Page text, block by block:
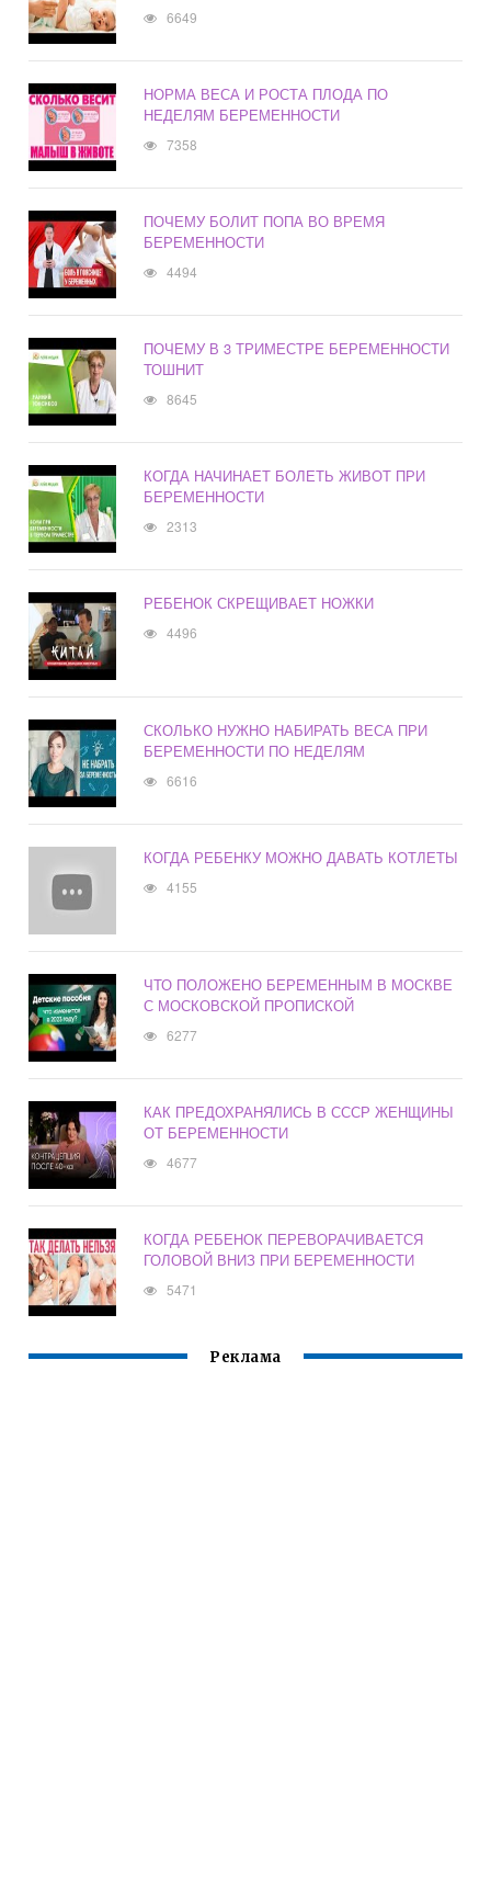
6649
НОРМА ВЕСА И РОСТА ПЛОДА ПО
НЕДЕЛЯМ БЕРЕМЕННОСТИ
7358
ПОЧЕМУ БОЛИТ ПОПА ВО ВРЕМЯ
БЕРЕМЕННОСТИ
4494
ПОЧЕМУ В 3 ТРИМЕСТРЕ БЕРЕМЕННОСТИ
ТОШНИТ
8645
КОГДА НАЧИНАЕТ БОЛЕТЬ ЖИВОТ ПРИ
БЕРЕМЕННОСТИ
2313
РЕБЕНОК СКРЕЩИВАЕТ НОЖКИ
4496
СКОЛЬКО НУЖНО НАБИРАТЬ ВЕСА ПРИ
БЕРЕМЕННОСТИ ПО НЕДЕЛЯМ
6616
КОГДА РЕБЕНКУ МОЖНО ДАВАТЬ КОТЛЕТЫ
4155
ЧТО ПОЛОЖЕНО БЕРЕМЕННЫМ В МОСКВЕ
С МОСКОВСКОЙ ПРОПИСКОЙ
6277
КАК ПРЕДОХРАНЯЛИСЬ В СССР ЖЕНЩИНЫ
ОТ БЕРЕМЕННОСТИ
4677
КОГДА РЕБЕНОК ПЕРЕВОРАЧИВАЕТСЯ
ГОЛОВОЙ ВНИЗ ПРИ БЕРЕМЕННОСТИ
5471
Реклама